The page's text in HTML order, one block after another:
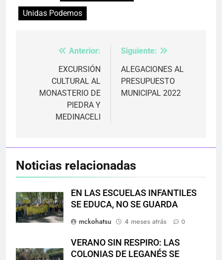
Unidas Podemos
Navegación
entradas
Anterior:
EXCURSIÓN
CULTURAL AL
MONASTERIO DE
PIEDRA Y
MEDINACELI
Siguiente:
ALEGACIONES AL
PRESUPUESTO
MUNICIPAL 2022
Noticias relacionadas
EN LAS ESCUELAS INFANTILES
SE EDUCA, NO SE GUARDA
mckohatsu
4 meses atrás 0
VERANO SIN RESPIRO: LAS
COLONIAS DE LEGANÉS SE